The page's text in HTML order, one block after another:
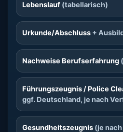
Lebenslauf (tabellarisch)
Urkunde/Abschluss +
Nachweise Berufserfahrung
Führungszeugnis / Police
ggf. Deutschland, je nach
Gesundheitszeugnis (je nach